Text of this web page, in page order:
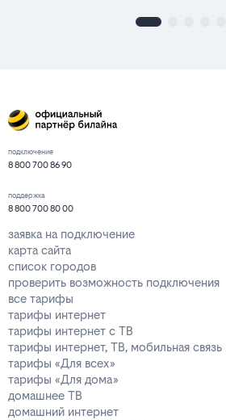
подключение
8 800 700 86 90
поддержка
8 800 700 80 00
заявка на подключение
карта сайта
список городов
проверить возможность подключения
все тарифы
тарифы интернет
тарифы интернет с ТВ
тарифы интернет, ТВ, мобильная связь
тарифы «Для всех»
тарифы «Для дома»
домашнее ТВ
домашний интернет